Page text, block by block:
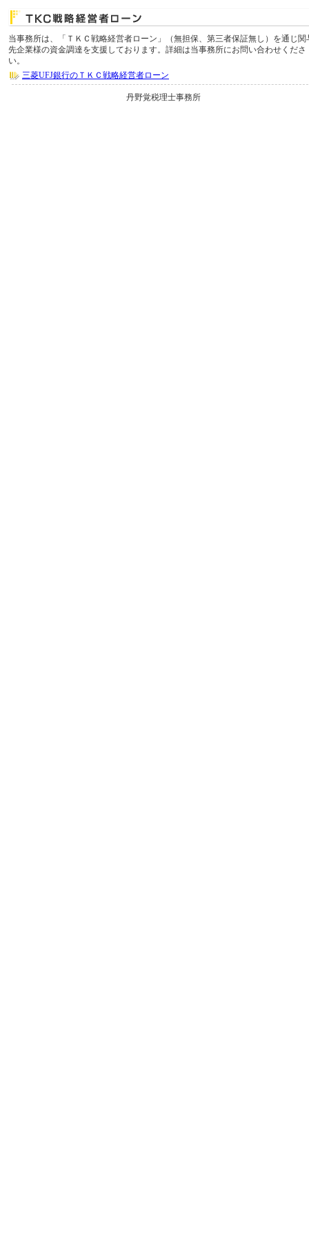
当事務所は、「ＴＫＣ戦略経営者ローン」（無担保、第三者保証無し）を通じ関
先企業様の資金調達を支援しております。詳細は当事務所にお問い合わせくださ
い。
三菱UFJ銀行のＴＫＣ戦略経営者ローン
丹野覚税理士事務所